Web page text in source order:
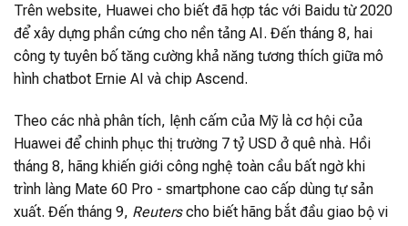
Trên website, Huawei cho biết đã hợp tác với Baidu từ 2020
để xây dựng phần cứng cho nền tảng AI. Đến tháng 8, hai
công ty tuyên bố tăng cường khả năng tương thích giữa mô
hình chatbot Ernie AI và chip Ascend.
Theo các nhà phân tích, lệnh cấm của Mỹ là cơ hội của
Huawei để chinh phục thị trường 7 tỷ USD ở quê nhà. Hồi
tháng 8, hãng khiến giới công nghệ toàn cầu bất ngờ khi
trình làng Mate 60 Pro - smartphone cao cấp dùng tự sản
xuất. Đến tháng 9, Reuterscho biết hãng bắt đầu giao bộ vi